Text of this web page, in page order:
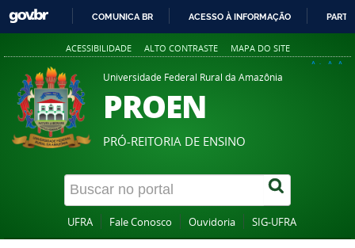
PARA
O
CONTEÚDO
COMUNICA BR ACESSO À INFORMAÇÃO
ACESSIBILIDADE ALTO CONTRASTE MAPA DO SITE
A+ A A-
Universidade Federal Rural da Amazônia
PROEN
PRÓ-REITORIA DE ENSINO
UFRA Fale Conosco Ouvidoria SIG-UFRA